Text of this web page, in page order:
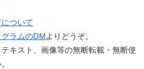
ついて
ラムのDM よりどうぞ。
キスト、画像等の無断転載・無断使